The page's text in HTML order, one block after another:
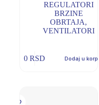
REGULATORI
BRZINE
OBRTAJA,
VENTILATORI
0RSD Dodaj u korpu